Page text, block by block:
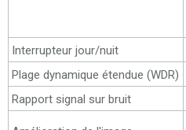
Interrupteur jour/nuit
Plage dynamique étendue (WDR)
Rapport signal sur bruit